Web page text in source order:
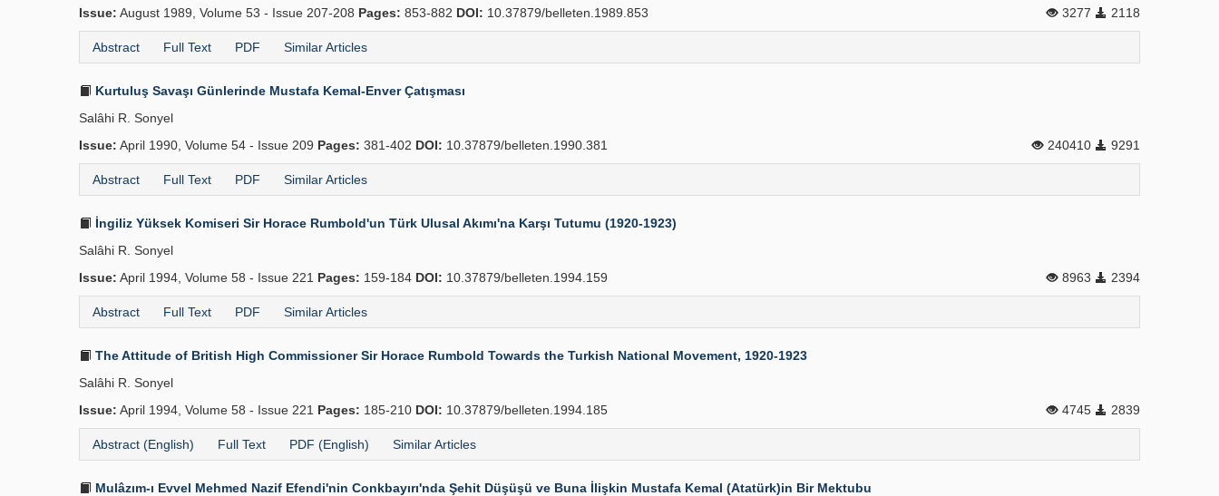
Issue: August 1989, Volume 53 - Issue 207-208 Pages: 853-882 DOI: 10.37879/belleten.1989.853 3277 2118
Abstract Full Text PDF Similar Articles
Kurtuluş Savaşı Günlerinde Mustafa Kemal-Enver Çatışması
Salâhi R. Sonyel
Issue: April 1990, Volume 54 - Issue 209 Pages: 381-402 DOI: 10.37879/belleten.1990.381 240410 9291
Abstract Full Text PDF Similar Articles
İngiliz Yüksek Komiseri Sir Horace Rumbold'un Türk Ulusal Akımı'na Karşı Tutumu (1920-1923)
Salâhi R. Sonyel
Issue: April 1994, Volume 58 - Issue 221 Pages: 159-184 DOI: 10.37879/belleten.1994.159 8963 2394
Abstract Full Text PDF Similar Articles
The Attitude of British High Commissioner Sir Horace Rumbold Towards the Turkish National Movement, 1920-1923
Salâhi R. Sonyel
Issue: April 1994, Volume 58 - Issue 221 Pages: 185-210 DOI: 10.37879/belleten.1994.185 4745 2839
Abstract (English) Full Text PDF (English) Similar Articles
Mulâzım-ı Evvel Mehmed Nazif Efendi'nin Conkbayırı'nda Şehit Düşüşü ve Buna İlişkin Mustafa Kemal (Atatürk)in Bir Mektubu